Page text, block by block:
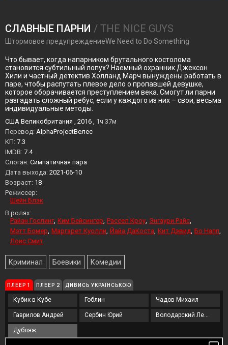
СЛАВНЫЕ ПАРНИ / THE NICE GUYS
Штормовое предупреждениеWe Need to Do Something
Что бывает, когда напарником брутального костолома
становится субтильный лопух? Наемный охранник Джексон
Хили и частный детектив Холланд Марч вынуждены работать в
паре, чтобы распутать плевое дело о пропавшей девушке,
которое оборачивается преступлением века. Смогут ли парни
разгадать сложный ребус, если у каждого из них – свои, весьма
индивидуальные методы.
США Великобритания , 2016 , 1ч 37м
Перевод: AlphaProjectВелес
KП: 7.3
IMDB: 7.4
Слоган: Симпатичная пара
Дата выхода: 2021-06-10
Возраст: 18
Режиссер:
Шейн Блэк
В ролях:
Райан Гослинг Ким Бейсингер Рассел Кроу Энгаури Райс
Мэтт Бомер Маргарет Куолли Йайа ДаКоста Кит Дэвид Бо Напп
Лоис Смит
Криминал Боевики Комедии
ПЛЕЕР 1 ПЛЕЕР 2 ДИВИСЬ УКРАЇНСЬКОЮ
Кубик в Кубе Гоблин Чадов Михаил
Гаврилов Андрей Сербин Юрий Володарский Леонид
Дубляж